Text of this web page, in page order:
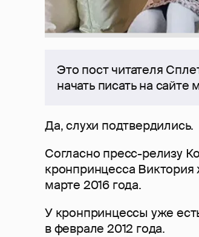
Это пост читателя
начать писать на
Да, слухи подтвердились.
Согласно пресс-релизу
кронпринцесса
марте 2016 года.
У кронпринцессы уже
в феврале 2012 года.